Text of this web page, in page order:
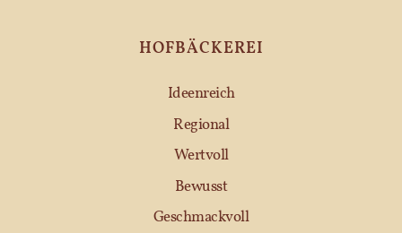
HOFBÄCKEREI
Ideenreich
Regional
Wertvoll
Bewusst
Geschmackvoll